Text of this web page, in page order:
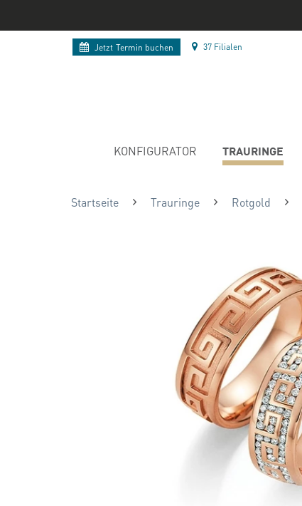
Jetzt Termin buchen 37 Filialen
KONFIGURATOR TRAURINGE
Startseite Trauringe Rotgold